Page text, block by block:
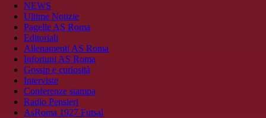
NEWS
Ultime Notizie
Pagelle AS Roma
Editoriali
Allenamenti AS Roma
Infortuni AS Roma
Gossip e curiosità
Interviste
Conferenze stampa
Radio Pensieri
AsRoma 1927 Futsal